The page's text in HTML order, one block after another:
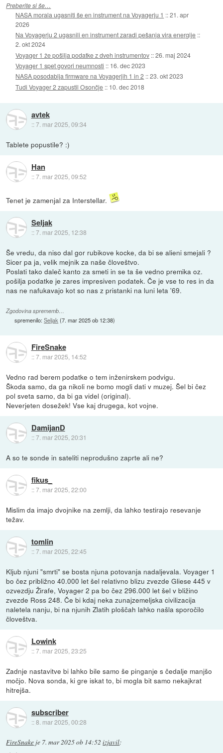
Preberite si še…
NASA morala ugasniti še en instrument na Voyagerju 1 ::21. apr
2026
Na Voyagerju 2 ugasnili en instrument zaradi pešanja vira energije ::
2. okt 2024
Voyager 1 že pošilja podatke z dveh instrumentov ::26. maj 2024
Voyager 1 spet govori neumnosti :: 16. dec 2023
NASA posodablja firmware na Voyagerjih 1 in 2 ::23. okt 2023
Tudi Voyager 2 zapustil Osončje :: 10. dec 2018
avtek
::7. mar 2025, 09:34
Tablete popustile? :)
Han
::7. mar 2025, 09:52
Tenet je zamenjal za Interstellar.
Seljak
::7. mar 2025, 12:38
Še vredu, da niso dal gor rubikove kocke, da bi se alieni smejali ?
Sicer pa ja, velik mejnik za naše človeštvo.
Poslati tako daleč kanto za smeti in se ta še vedno premika oz.
pošilja podatke je zares impresiven podatek. Če je vse to res in da
nas ne nafukavajo kot so nas z pristanki na luni leta '69.
Zgodovina sprememb…
spremenilo:Seljak (7. mar 2025 ob 12:38)
FireSnake
::7. mar 2025, 14:52
Vedno rad berem podatke o tem inženirskem podvigu.
Škoda samo, da ga nikoli ne bomo mogli dati v muzej. Šel bi čez
pol sveta samo, da bi ga videl (original).
Neverjeten dosežek! Vse kaj drugega, kot vojne.
DamijanD
::7. mar 2025, 20:31
A so te sonde in sateliti neprodušno zaprte ali ne?
fikus_
::7. mar 2025, 22:00
Mislim da imajo dvojnike na zemlji, da lahko testirajo resevanje
težav.
tomlin
::7. mar 2025, 22:45
Kljub njuni "smrti" se bosta njuna potovanja nadaljevala. Voyager 1
bo čez približno 40.000 let šel relativno blizu zvezde Gliese 445 v
ozvezdju Žirafe, Voyager 2 pa bo čez 296.000 let šel v bližino
zvezde Ross 248. Če bi kdaj neka zunajzemeljska civilizacija
naletela nanju, bi na njunih Zlatih ploščah lahko našla sporočilo
človeštva.
Lowink
::7. mar 2025, 23:25
Zadnje nastavitve bi lahko bile samo še pinganje s čedalje manjšo
močjo. Nova sonda, ki gre iskat to, bi mogla bit samo nekajkrat
hitrejša.
subscriber
::8. mar 2025, 00:28
FireSnake je 7. mar 2025 ob 14:52 izjavil: